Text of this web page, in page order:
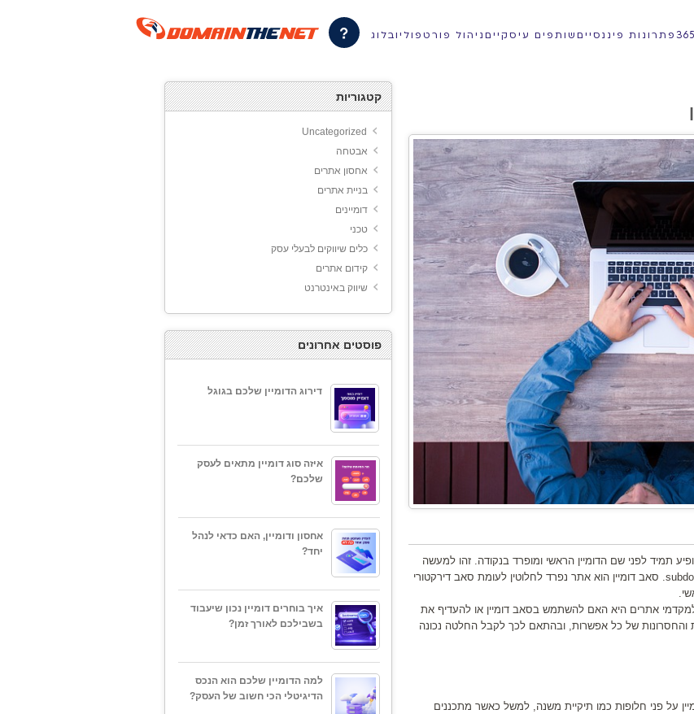
פתרונות פיננסייםשותפים עיסקייםניהול פורטפוליובלוג
תמיד לפני שם הדומיין הראשי ומופרד בנקודה. זהו למעשה
תת דומיין שצורתו נראית לרוב כך: subdomain.yoursite.co.il. סאב דומיין הוא אתר נפרד לחלוטין לעומת סאב דירקטורי
אתרים היא האם להשתמש בסאב דומיין או להעדיף את
והחסרונות של כל אפשרות, ובהתאם לכך לקבל החלטה נכונה
על פני חלופות כמו תיקיית משנה, למשל כאשר מתכננים
קטגוריות
Uncategorized
אבטחה
אחסון אתרים
בניית אתרים
דומיינים
טכני
כלים שיווקים לבעלי עסק
קידום אתרים
שיווק באינטרנט
פוסטים אחרונים
דירוג הדומיין שלכם בגוגל
איזה סוג דומיין מתאים לעסק
שלכם?
אחסון ודומיין, האם כדאי לנהל
יחד?
איך בוחרים דומיין נכון שיעבוד
בשבילכם לאורך זמן?
למה הדומיין שלכם הוא הנכס
הדיגיטלי הכי חשוב של העסק?